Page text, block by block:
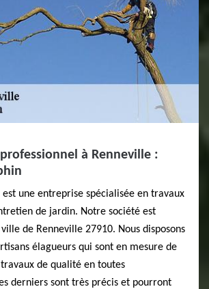
à Renneville :
une entreprise spécialisée en travaux
de jardin. Notre société est
de Renneville 27910. Nous disposons
élagueurs qui sont en mesure de
de qualité en toutes
derniers sont très précis et pourront